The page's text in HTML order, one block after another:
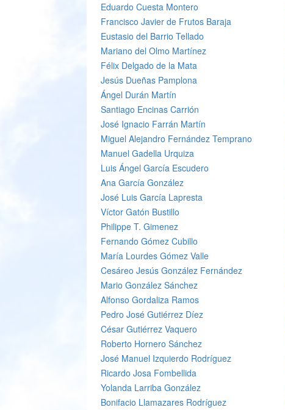
Eduardo Cuesta Montero
Francisco Javier de Frutos Baraja
Eustasio del Barrio Tellado
Mariano del Olmo Martínez
Félix Delgado de la Mata
Jesús Dueñas Pamplona
Ángel Durán Martín
Santiago Encinas Carrión
José Ignacio Farrán Martín
Miguel Alejandro Fernández Temprano
Manuel Gadella Urquiza
Luis Ángel García Escudero
Ana García González
José Luis García Lapresta
Víctor Gatón Bustillo
Philippe T. Gimenez
Fernando Gómez Cubillo
María Lourdes Gómez Valle
Cesáreo Jesús González Fernández
Mario González Sánchez
Alfonso Gordaliza Ramos
Pedro José Gutiérrez Díez
César Gutiérrez Vaquero
Roberto Hornero Sánchez
José Manuel Izquierdo Rodríguez
Ricardo Josa Fombellida
Yolanda Larriba González
Bonifacio Llamazares Rodríguez